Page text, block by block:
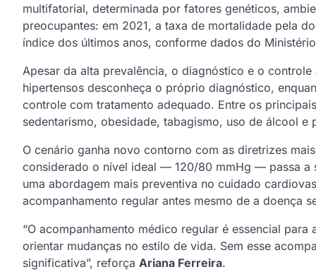
multifatorial, determinada por fatores genéticos,
preocupantes: em 2021, a taxa de mortalidade pela
índice dos últimos anos, conforme dados do
Apesar da alta prevalência, o diagnóstico e o
hipertensos desconheça o próprio diagnóstico,
controle com tratamento adequado. Entre os
sedentarismo, obesidade, tabagismo, uso de álcool e
O cenário ganha novo contorno com as diretrizes
considerado o nível ideal — 120/80 mmHg — passa a
uma abordagem mais preventiva no cuidado
acompanhamento regular antes mesmo de a doença
“O acompanhamento médico regular é essencial
orientar mudanças no estilo de vida. Sem esse
significativa”, reforça Ariana Ferreira.